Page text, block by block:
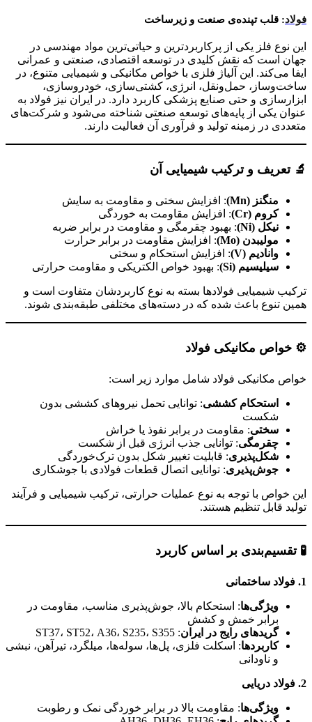
فولاد: قلب تپنده‌ی صنعت و زیرساخت
این نوع فلز یکی از پرکاربردترین و حیاتی‌ترین مواد مهندسی در
جهان است که نقش کلیدی در توسعه اقتصادی، صنعتی و عمرانی
ایفا می‌کند. این آلیاژ فلزی با خواص مکانیکی و شیمیایی متنوع، در
ساخت‌وساز، حمل‌ونقل، انرژی، کشتی‌سازی، خودروسازی،
ابزارسازی و حتی صنایع پزشکی کاربرد دارد. در ایران نیز فولاد به
عنوان یکی از پایه‌های توسعه صنعتی شناخته می‌شود و شرکت‌های
متعددی در زمینه تولید و فرآوری آن فعالیت دارند.
🔬 تعریف و ترکیب شیمیایی آن
منگنز (Mn)
: افزایش سختی و مقاومت به سایش
کروم (Cr)
: افزایش مقاومت به خوردگی
نیکل (Ni)
: بهبود چقرمگی و مقاومت در برابر ضربه
مولیبدن (Mo)
: افزایش مقاومت در برابر حرارت
وانادیم (V)
: افزایش استحکام و سختی
سیلیسیم (Si) : بهبود خواص الکتریکی و مقاومت حرارتی
ترکیب شیمیایی فولادها بسته به نوع کاربردشان متفاوت است و
همین تنوع باعث شده که در دسته‌های مختلفی طبقه‌بندی شوند.
⚙️ خواص مکانیکی فولاد
خواص مکانیکی فولاد شامل موارد زیر است:
استحکام کششی: توانایی تحمل نیروهای کششی بدون
شکست
سختی: مقاومت در برابر نفوذ یا خراش
چقرمگی: توانایی جذب انرژی قبل از شکست
شکل‌پذیری: قابلیت تغییر شکل بدون ترک‌خوردگی
جوش‌پذیری: توانایی اتصال قطعات فولادی با جوشکاری
این خواص با توجه به نوع عملیات حرارتی، ترکیب شیمیایی و فرآیند
تولید قابل تنظیم هستند.
🧪 تقسیم‌بندی بر اساس کاربرد
1. فولاد ساختمانی
ویژگی‌ها: استحکام بالا، جوش‌پذیری مناسب، مقاومت در
برابر خمش و کشش
گریدهای رایج در ایران: ST37، ST52، A36، S235، S355
کاربردها: اسکلت فلزی، پل‌ها، سوله‌ها، میلگرد، تیرآهن، نبشی
و ناودانی
2. فولاد دریایی
ویژگی‌ها: مقاومت بالا در برابر خوردگی نمک و رطوبت